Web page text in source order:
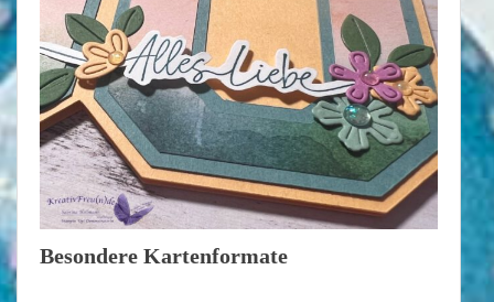
Besondere Kartenformate